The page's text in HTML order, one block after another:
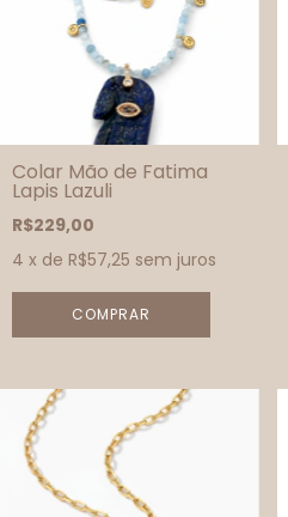
Colar Mão de Fatima
Lapis Lazuli
R$229,00
4 x de R$57,25 sem juros